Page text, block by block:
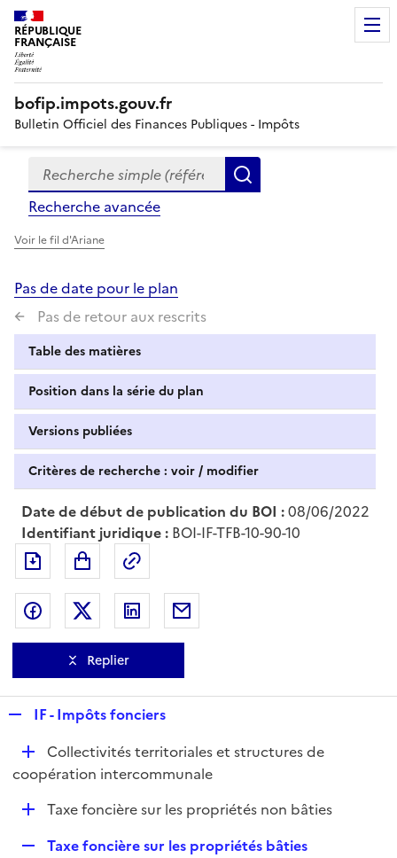
RÉPUBLIQUE
FRANÇAISE
bofip.impots.gouv.fr
Bulletin Officiel des Finances Publiques - Impôts
Formulaire
de
recherche
Recherche simple (références, mots clés, partie du
Recherche avancée
Voir le fil d'Ariane
Pas de date pour le plan
Pas de retour aux rescrits
Table des matières
Position dans la série du plan
Versions publiées
Critères de recherche : voir / modifier
Date de début de publication du BOI :08/06/2022
Identifiant juridique : BOI-IF-TFB-10-90-10
Exporter le document au format pdf
Partager sur Facebook
Partager sur Twitter
Partager sur LinkedIn
Replier
p
l
i
e
r
IF - Impôts fonciers
D
é
Collectivités territoriales et structures de
coopération intercommunale
DTaxe foncière sur les propriétés non bâties
Taxe foncière sur les propriétés bâties